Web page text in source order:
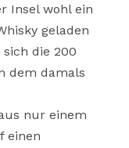
Insel wohl ein
geladen
die 200
dem damals
nur einem
einen